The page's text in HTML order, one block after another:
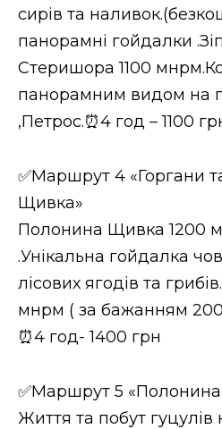
сирів та
панорамні гойдалки
Стеришора 1100
панорамним видом на
,Петрос.⏰4 год – 1100
✅Маршрут 4 «Горгани
Щивка»
Полонина Щивка 1200
.Унікальна гойдалка
лісових ягодів та
мнрм ( за бажанням
⏰4 год- 1400 грн
✅Маршрут 5 «Полонина
Життя та побут гуцулів